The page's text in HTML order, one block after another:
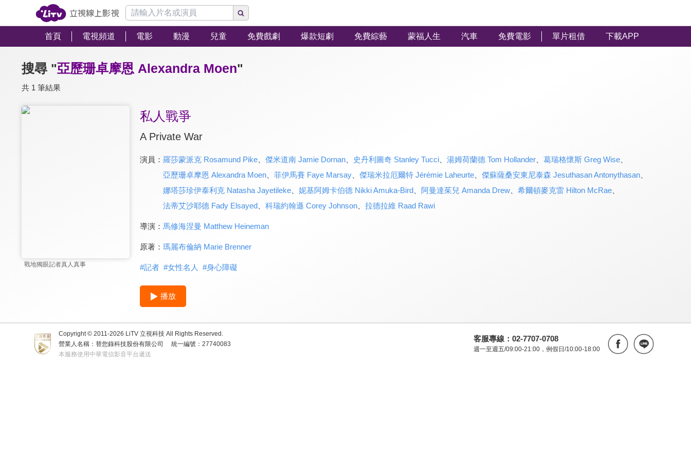
首頁 電視頻道 電影 動漫 兒童 免費戲劇 爆款短劇 免費綜藝 蒙福人生 汽車 免費電影 單片租借 下載APP
搜尋 "亞歷珊卓摩恩 Alexandra Moen"
共 1 筆結果
戰地獨眼記者真人真事
私人戰爭
A Private War
演員： 羅莎蒙派克 Rosamund Pike、 傑米道南 Jamie Dornan、 史丹利圖奇 Stanley Tucci、 湯姆荷蘭德 Tom Hollander、 葛瑞格懷斯 Greg Wise、
亞歷珊卓摩恩 Alexandra Moen、 菲伊馬賽 Faye Marsay、 傑瑞米拉厄爾特 Jérémie Laheurte、 傑蘇薩桑安東尼泰森 Jesuthasan Antonythasan、
娜塔莎珍伊泰利克 Natasha Jayetileke、 妮基阿姆卡伯德 Nikki Amuka-Bird、 阿曼達茱兒 Amanda Drew、 希爾頓麥克雷 Hilton McRae、
法蒂艾沙耶德 Fady Elsayed、 科瑞約翰遜 Corey Johnson、 拉德拉維 Raad Rawi
導演： 馬修海涅曼 Matthew Heineman
原著： 瑪麗布倫納 Marie Brenner
#記者 #女性名人 #身心障礙
播放
Copyright © 2011-2026 LiTV 立視科技 All Rights Reserved.
營業人名稱：替您錄科技股份有限公司
統一編號：27740083
本服務使用中華電信影音平台遞送
客服專線：02-7707-0708
週一至週五/09:00-21:00，例假日/10:00-18:00